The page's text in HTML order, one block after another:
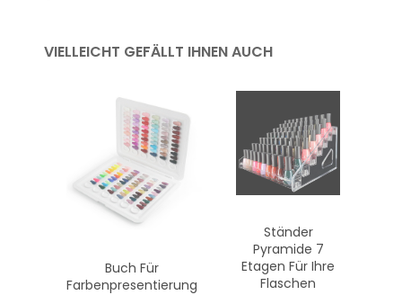
VIELLEICHT GEFÄLLT IHNEN AUCH
Buch Für
Farbenpresentierung
Ständer
Pyramide 7
Etagen Für Ihre
Flaschen